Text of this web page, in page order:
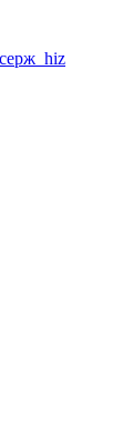
серж_hiz